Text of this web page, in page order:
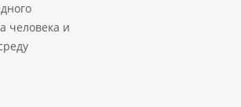
человека и